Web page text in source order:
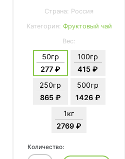
Страна: Россия
Категория: Фруктовый чай
Вес:
50гр
277 ₽
100гр
415 ₽
250гр
865 ₽
500гр
1426 ₽
1кг
2769 ₽
Количество: